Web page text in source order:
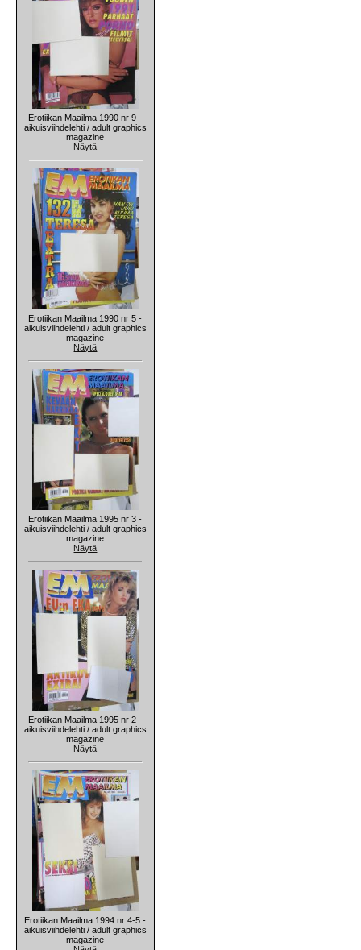
Erotiikan Maailma 1990 nr 9 -
aikuisviihdelehti / adult graphics
magazine
Näytä
Erotiikan Maailma 1990 nr 5 -
aikuisviihdelehti / adult graphics
magazine
Näytä
Erotiikan Maailma 1995 nr 3 -
aikuisviihdelehti / adult graphics
magazine
Näytä
Erotiikan Maailma 1995 nr 2 -
aikuisviihdelehti / adult graphics
magazine
Näytä
Erotiikan Maailma 1994 nr 4-5 -
aikuisviihdelehti / adult graphics
magazine